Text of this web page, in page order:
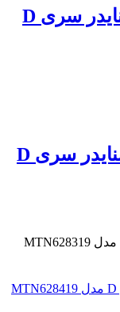
کلید هوشمند شش پل اشنایدر سری D
کلید هوشمند هشت پل اشنایدر سری D
کلید هوشمند هشت پل اشنایدر سری D مدل MTN628319